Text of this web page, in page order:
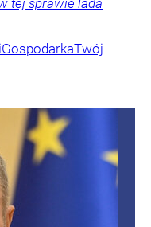
tej sprawie lada
GospodarkaTwój